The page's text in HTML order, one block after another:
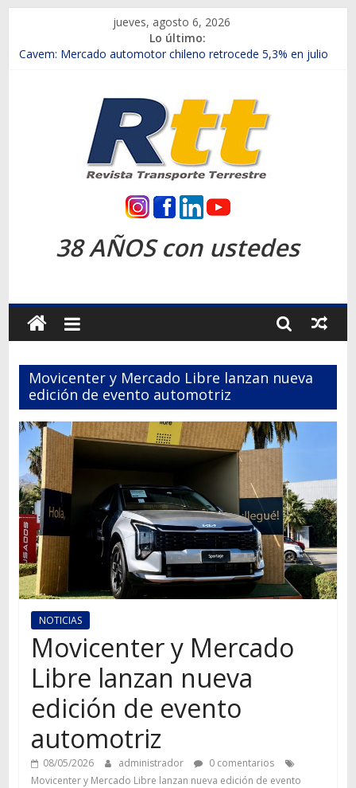
contenido
jueves, agosto 6, 2026
Lo último:
Chile es el primer mercado internacional en lanzar la nueva
Salfa suma vehículos electrificados de Chevrolet en el Biobío
Samex amplía su red con nuevas sucursales en Rancagua y
SINOTRUK Pick-ups presentó la recién estrenada Bolden en
la Expo Compras Públicas 2026
Revista
Transporte
Terrestre
Autos,
camiones,
motos,
información
del
mundo
del
transporte
38 AÑOS con ustedes
Movicenter y Mercado Libre lanzan nueva
edición de evento automotriz
NOTICIAS
Movicenter y Mercado
Libre lanzan nueva
edición de evento
automotriz
08/05/2026 administrador
0 comentarios
Movicenter y Mercado Libre lanzan nueva edición de evento